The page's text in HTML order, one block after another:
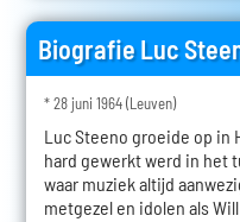
Biografie Luc
* 28 juni 1964 (Leuven)
Luc Steeno groeide op in
hard gewerkt werd in het
waar muziek altijd
metgezel en idolen als